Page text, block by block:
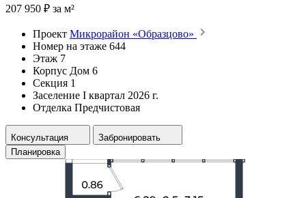
207 950 ₽ за м²
Проект Микрорайон «Образцово»
Номер на этаже 644
Этаж 7
Корпус Дом 6
Секция 1
Заселение I квартал 2026 г.
Отделка Предчистовая
Консультация
Забронировать
Планировка